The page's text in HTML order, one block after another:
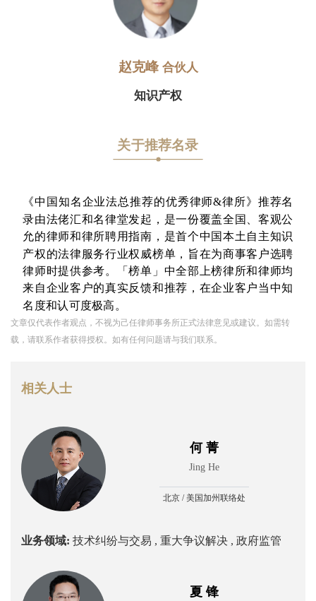
赵克峰 合伙人
知识产权
关于推荐名录
《中国知名企业法总推荐的优秀律师&律所》推荐名
录由法佬汇和名律堂发起，是一份覆盖全国、客观公
允的律师和律所聘用指南，是首个中国本土自主知识
产权的法律服务行业权威榜单，旨在为商事客户选聘
律师时提供参考。「榜单」中全部上榜律所和律师均
来自企业客户的真实反馈和推荐，在企业客户当中知
名度和认可度极高。
文章仅代表作者观点，不视为己任律师事务所正式法律意见或建议。如需转
载，请联系作者获得授权。如有任何问题请与我们联系。
相关人士
何 菁
Jing He
北京 / 美国加州联络处
业务领域: 技术纠纷与交易 , 重大争议解决 , 政府监管
夏 锋